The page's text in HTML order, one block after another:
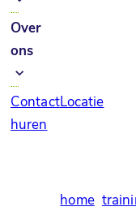
Over
ons
ContactLocatie
huren
home